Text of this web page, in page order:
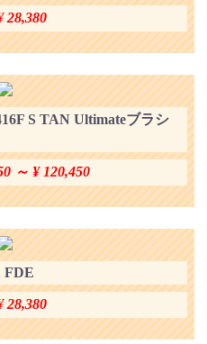
28,380
S TAN Ultimateブラシ
～ ¥ 120,450
FDE
28,380